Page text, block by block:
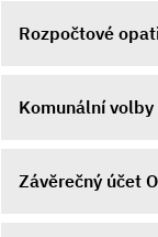
Rozpočtové
Komunální
Závěrečný účet